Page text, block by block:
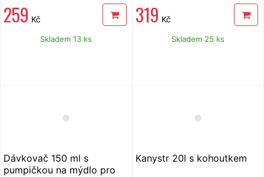
259 Kč
Skladem 13 ks
319 Kč
Skladem 25 ks
Dávkovač 150 ml s
pumpičkou na mýdlo pro
Kanystr 20l s kohoutkem